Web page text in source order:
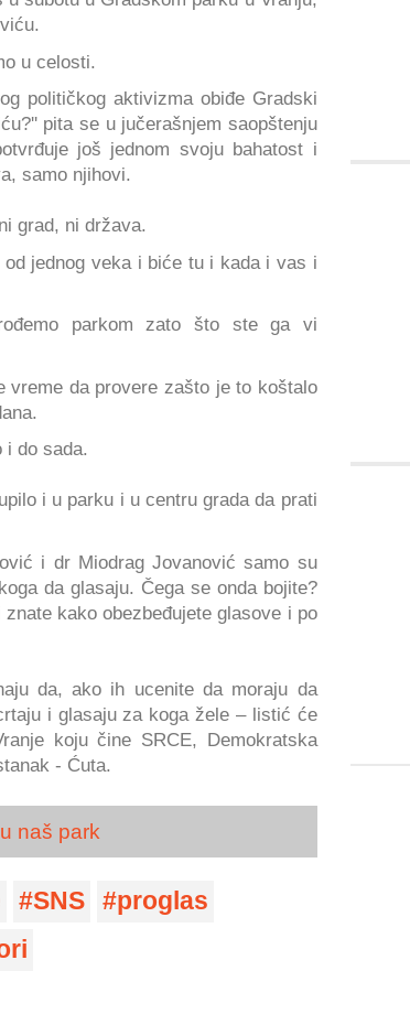
u celosti.
političkog aktivizma obiđe Gradski
pita se u jučerašnjem saopštenju
još jednom svoju bahatost i
samo njihovi.
grad, ni država.
jednog veka i biće tu i kada i vas i
parkom zato što ste ga vi
vreme da provere zašto je to koštalo
i do sada.
i u parku i u centru grada da prati
i dr Miodrag Jovanović samo su
da glasaju. Čega se onda bojite?
kako obezbeđujete glasove i po
da, ako ih ucenite da moraju da
i glasaju za koga žele – listić će
koju čine SRCE, Demokratska
- Ćuta.
naš park
SNS
proglas